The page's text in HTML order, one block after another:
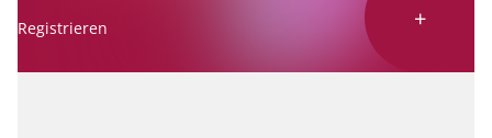
Registrieren +